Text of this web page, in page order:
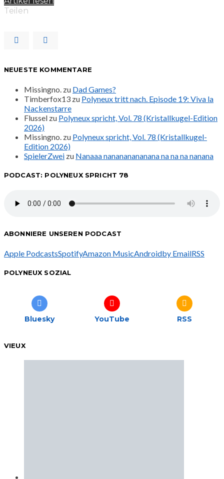
Teilen
NEUESTE KOMMENTARE
Missingno. zu Dad Games?
Timberfox13 zu Polyneux tritt nach. Episode 19: Viva la
Nackenstarre
Flussel zu Polyneux spricht, Vol. 78 (Kristallkugel-Edition
2026)
Missingno. zu Polyneux spricht, Vol. 78 (Kristallkugel-
Edition 2026)
SpielerZwei zu Nanaaa nanananananana na na na nanana
PODCAST: POLYNEUX SPRICHT 78
ABONNIERE UNSEREN PODCAST
Apple PodcastsSpotifyAmazon MusicAndroidby EmailRSS
POLYNEUX SOZIAL
Bluesky YouTube RSS
VIEUX